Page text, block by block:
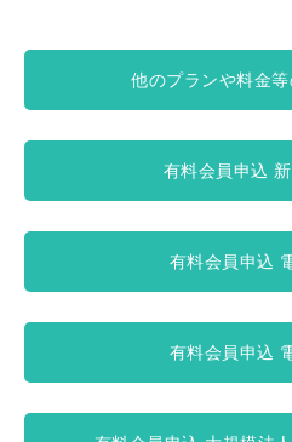
他のプランや料金
有料会員申込
有料会員申込
有料会員申込